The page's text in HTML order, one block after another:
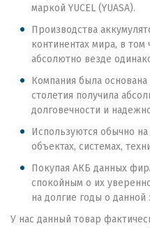
маркой YUCEL (YUASA).
Производства
континентах мира, в том
абсолютно везде
Компания была
столетия получила
долговечности и
Используются обычно
объектах, системах,
Покупая АКБ данных
спокойным о их
на долгие годы о данной
У нас данный товар